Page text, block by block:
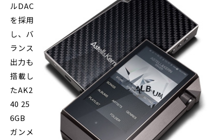
ルDAC
を採用
し、バ
ランス
出力も
搭載し
たAK2
40 25
6GB
ガンメ